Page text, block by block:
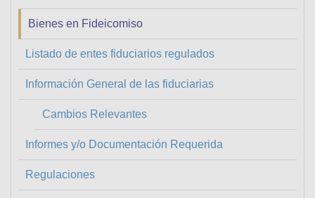
Bienes en Fideicomiso
Listado de entes fiduciarios regulados
Información General de las fiduciarias
Cambios Relevantes
Informes y/o Documentación Requerida
Regulaciones